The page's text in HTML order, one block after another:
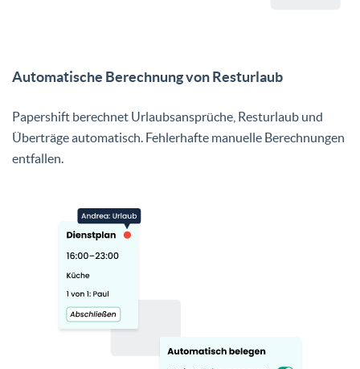
Automatische Berechnung von Resturlaub
Papershift berechnet Urlaubsansprüche, Resturlaub und
Überträge automatisch. Fehlerhafte manuelle Berechnungen
entfallen.